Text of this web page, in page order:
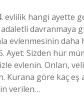
evlilik hangi ayette
adaletli davranmaya
evlenmesinin
Ayet: Sizden hür
evlenin. Onları,
Kurana göre kaç eş
verilen…